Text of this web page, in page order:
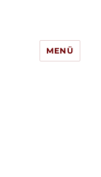
MENÜ